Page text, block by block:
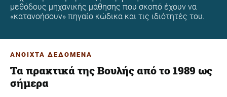
μεθόδους μηχανικής μάθησης που σκοπό έχουν να
«κατανοήσουν» πηγαίο κώδικα και τις ιδιότητές του.
ΑΝΟΙΧΤΑ ΔΕΔΟΜΕΝΑ
Τα πρακτικά της Βουλής από το 1989 ως
σήμερα